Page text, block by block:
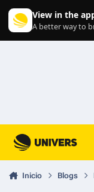
View in the
A better way to
Inicio Blogs